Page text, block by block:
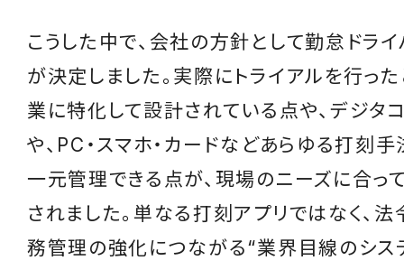
こうした中で、会社の方針として勤怠ドラ
が決定しました。実際にトライアルを行った
業に特化して設計されている点や、デジタ
や、PC・スマホ・カードなどあらゆる打刻
一元管理できる点が、現場のニーズに合っ
されました。単なる打刻アプリではなく、
務管理の強化につながる“業界目線のシス